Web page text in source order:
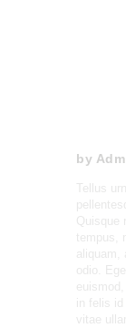
by
Tellus
Quisque
tempus,
odio.
in felis id
vitae